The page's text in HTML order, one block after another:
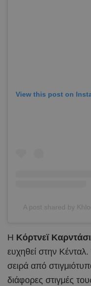
View this post on
A post shared by
Η Κόρτνεϊ
ευχηθεί στην
σειρά από
διάφορες στιγμές